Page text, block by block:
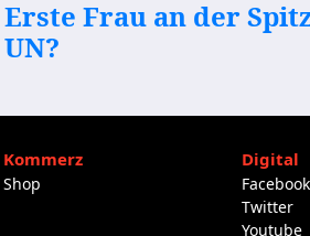
Erste Frau an der
UN?
Kommerz
Shop
Digital
Facebook
Twitter
Youtube